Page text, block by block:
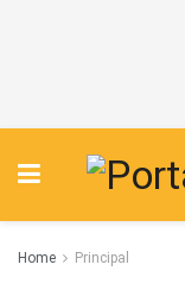
Home Principal